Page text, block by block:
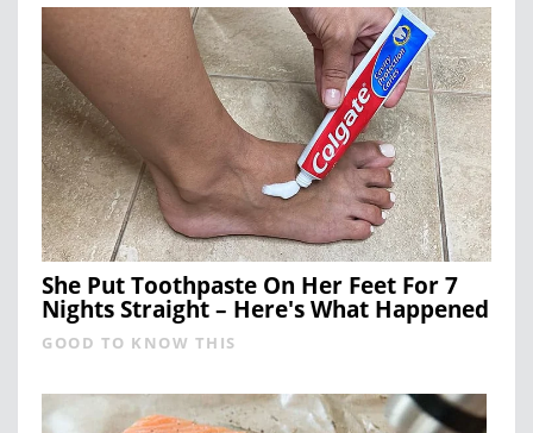
She Put Toothpaste On Her Feet For 7
Nights Straight – Here's What Happened
GOOD TO KNOW THIS